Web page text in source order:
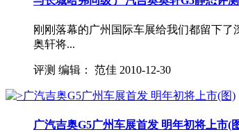
刚刚落幕的广州国际车展给我们都留下
奥轩将...
评测 编辑： 范佳 2010-12-30
广汽吉奥G5广州车展首发 明年初将上市(